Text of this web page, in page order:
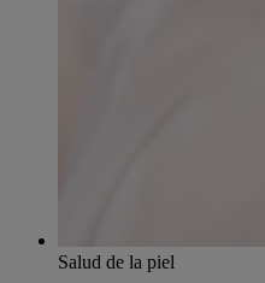
Salud de la piel